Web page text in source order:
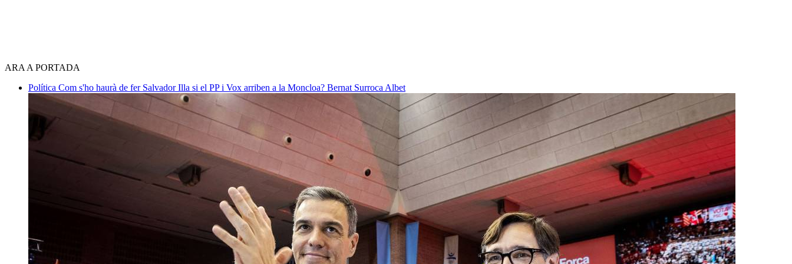
ARA A PORTADA
Política Com s'ho haurà de fer Salvador Illa si el PP i Vox arriben a la Moncloa? Bernat Surroca Albet